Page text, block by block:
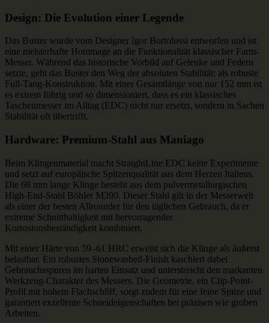
Design: Die Evolution einer Legende
Das Buster wurde vom Designer Igor Bortolussi entworfen und ist
eine meisterhafte Hommage an die Funktionalität klassischer Farm-
Messer. Während das historische Vorbild auf Gelenke und Federn
setzte, geht das Buster den Weg der absoluten Stabilität: als robuste
Full-Tang-Konstruktion. Mit einer Gesamtlänge von nur 152 mm ist
es extrem führig und so dimensioniert, dass es ein klassisches
Taschenmesser im Alltag (EDC) nicht nur ersetzt, sondern in Sachen
Stabilität oft übertrifft.
Hardware: Premium-Stahl aus Maniago
Beim Klingenmaterial macht StraightLine EDC keine Experimente
und setzt auf europäische Spitzenqualität aus dem Herzen Italiens.
Die 68 mm lange Klinge besteht aus dem pulvermetallurgischen
High-End-Stahl Böhler M390. Dieser Stahl gilt in der Messerwelt
als einer der besten Allrounder für den täglichen Gebrauch, da er
extreme Schnitthaltigkeit mit hervorragender
Korrosionsbeständigkeit kombiniert.
Mit einer Härte von 59–61 HRC erweist sich die Klinge als äußerst
belastbar. Ein robustes Stonewashed-Finish kaschiert dabei
Gebrauchsspuren im harten Einsatz und unterstreicht den markanten
Werkzeug-Charakter des Messers. Die Geometrie, ein Clip-Point-
Profil mit hohem Flachschliff, sorgt zudem für eine feine Spitze und
garantiert exzellente Schneideigenschaften bei präzisen wie groben
Arbeiten.